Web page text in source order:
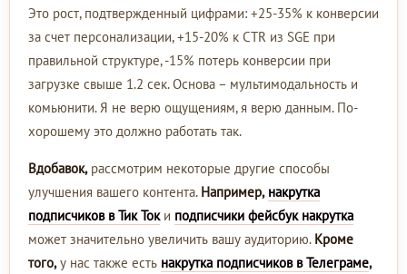
Это рост, подтвержденный цифрами: +25-35% к конверсии
за счет персонализации, +15-20% к CTR из SGE при
правильной структуре, -15% потерь конверсии при
загрузке свыше 1.2 сек. Основа – мультимодальность и
комьюнити. Я не верю ощущениям, я верю данным. По-
хорошему это должно работать так.
Вдобавок,рассмотрим некоторые другие способы
улучшения вашего контента. Например, накрутка
подписчиков в Тик Токи подписчики фейсбук накрутка
может значительно увеличить вашу аудиторию. Кроме
того,у нас также есть накрутка подписчиков в Телеграме,